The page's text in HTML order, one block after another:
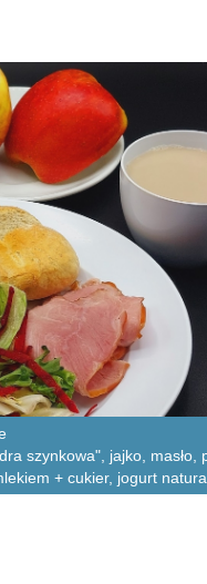
szynkowa", jajko, masło,
+ cukier, jogurt